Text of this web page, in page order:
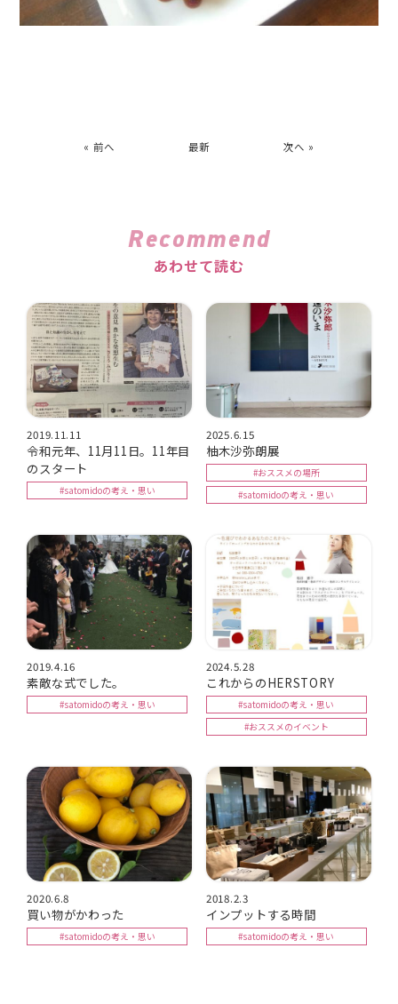
« 前へ 最新 次へ »
Recommend
あわせて読む
2019.11.11
令和元年、11月11日。11年目
のスタート
#satomidoの考え・思い
2025.6.15
柚木沙弥朗展
#おススメの場所
#satomidoの考え・思い
2019.4.16
素敵な式でした。
#satomidoの考え・思い
2024.5.28
これからのHERSTORY
#satomidoの考え・思い
#おススメのイベント
2020.6.8
買い物がかわった
#satomidoの考え・思い
2018.2.3
インプットする時間
#satomidoの考え・思い